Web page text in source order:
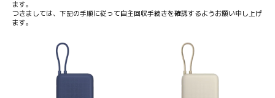
ます。
つきましては、下記の手順に従って自主回収手続きを確認するようお願い申し上げ
ます。